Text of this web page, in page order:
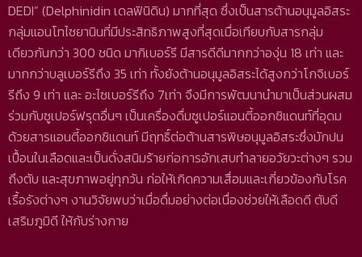
DEDI” (Delphinidin เดลฟินิดิน) มากที่สุด ซึ่งเป็นสารต้านอนุมูลอิสระ
กลุ่มแอนโทไซยานินที่มีประสิทธิภาพสูงที่สุดเมื่อเทียบกับสารกลุ่ม
เดียวกันกว่า 300 ชนิด มากิเบอร์รี มีสารดีดีมากกว่าองุ่น 18 เท่า และ
มากกว่าบลูเบอร์รีถึง 35 เท่า ทั้งยังต้านอนุมูลอิสระได้สูงกว่าโกจิเบอร์
รีถึง 9 เท่า และ อะไซเบอร์รีถึง 7เท่า จึงมีการพัฒนานำมาเป็นส่วนผสม
ร่วมกับซูเปอร์ฟรุตอื่นๆ เป็นเครื่องดื่มซูเปอร์แอนตี้ออกซิแดนท์ที่อุดม
ด้วยสารแอนตี้ออกซิแดนท์ มีฤทธิ์ต่อต้านสารพิษอนุมูลอิสระซึ่งมักปน
เปื้อนในเลือดและเป็นดั่งสนิมร้ายก่อการอักเสบทำลายอวัยวะต่างๆ รวม
ถึงตับ และสุขภาพอยู่ทุกวัน ก่อให้เกิดความเสื่อมและเกี่ยวข้องกับโรค
เรื้อรังต่างๆ งานวิจัยพบว่าเมื่อดื่มอย่างต่อเนื่องช่วยให้เลือดดี ตับดี
เสริมภูมิดี ให้กับร่างกาย